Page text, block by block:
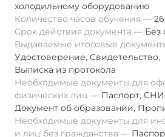
холодильному оборудованию
Количество часов обучения
Срок действия документа
Без
Выдаваемые итоговые
Удостоверение, Свидетельство,
Выписка из протокола
Необходимые документы для
физических лиц
Паспорт,
Документ об образовании,
Необходимые документы для
и лиц без гражданства